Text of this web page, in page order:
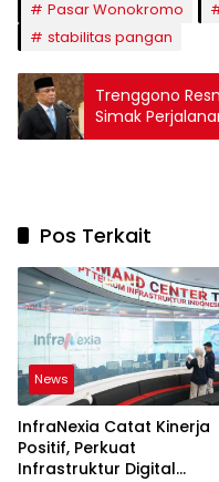
Pasar Wonokromo
stabilitas pangan
Trenggono
Simak
Pos Terkait
News
InfraNexia Catat Kinerja
Positif, Perkuat
Infrastruktur Digital